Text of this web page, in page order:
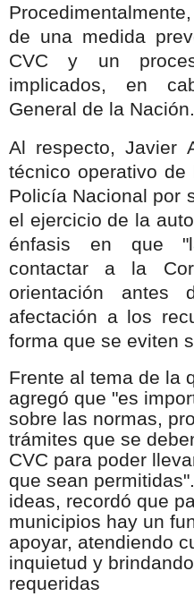
de una medida
CVC y un
implicados, en
General de la Nación.
Al respecto, Javier
técnico operativo
Policía Nacional por
el ejercicio de la
énfasis en que
contactar a la
orientación antes
afectación a los
forma que se eviten
Frente al tema de la
agregó que "es
sobre las normas,
trámites que se
CVC para poder
que sean
ideas, recordó que
municipios hay un
apoyar, atendiendo
inquietud y
requeridas